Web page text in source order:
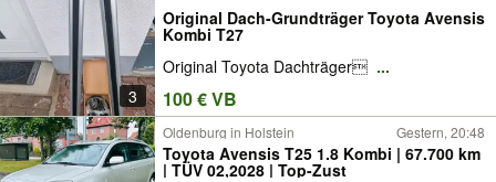
3
Original Dach-Grundträger Toyota Avensis
Kombi T27
Original Toyota Dachträger ...
100 € VB
Oldenburg in Holstein Gestern, 20:48
Toyota Avensis T25 1.8 Kombi | 67.700 km
| TÜV 02,2028 | Top-Zust